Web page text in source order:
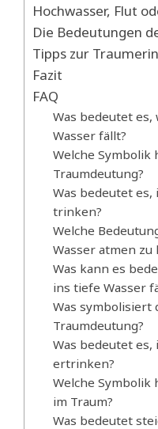
Hochwasser, Flut
Die Bedeutungen
Tipps zur
Fazit
FAQ
Was bedeutet es,
Wasser fällt?
Welche Symbolik
Traumdeutung?
Was bedeutet es,
trinken?
Welche
Wasser atmen zu
Was kann es
ins tiefe Wasser
Was symbolisiert
Traumdeutung?
Was bedeutet es,
ertrinken?
Welche Symbolik
im Traum?
Was bedeutet